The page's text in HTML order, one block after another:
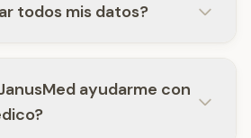
todos mis datos?
ayudarme con